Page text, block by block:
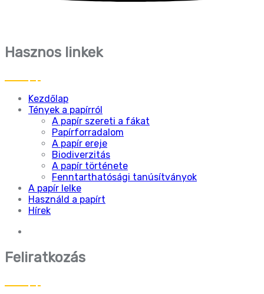
Hasznos linkek
Kezdőlap
Tények a papírról
A papír szereti a fákat
Papírforradalom
A papír ereje
Biodiverzitás
A papír története
Fenntarthatósági tanúsítványok
A papír lelke
Használd a papírt
Hírek
Feliratkozás